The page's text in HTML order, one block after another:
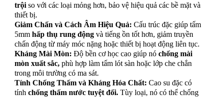
trội so với các loại mỏng hơn, bảo vệ hiệu quả các bề mặt và
thiết bị.
Giảm Chấn và Cách Âm Hiệu Quả: Cấu trúc đặc giúp tấm
5mm hấp thụ rung động và tiếng ồn tốt hơn, giảm truyền
chấn động từ máy móc nặng hoặc thiết bị hoạt động liên tục.
Kháng Mài Mòn: Độ bền cơ học cao giúp nó chống mài
mòn xuất sắc, phù hợp làm tấm lót sàn hoặc lớp che chắn
trong môi trường có ma sát.
Tính Chống Thấm và Kháng Hóa Chất: Cao su đặc có
tính chống thấm nước tuyệt đối. Tùy loại, nó có thể chống